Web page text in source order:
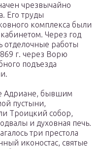
чрезвычайно
Его труды
комплекса были
Через год
отделочные работы
г. через Ворю
подъезда
Адриане, бывшим
пустыни,
Троицкий собор,
и духовная печь.
три престола
иконостас, святые